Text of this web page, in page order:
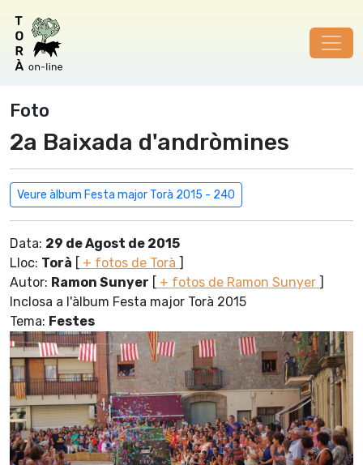
Foto
2a Baixada d'andròmines
Veure àlbum Festa major Torà 2015 - 240
Data: 29 de Agost de 2015
Lloc: Torà [ + fotos de Torà ]
Autor: Ramon Sunyer [ + fotos de Ramon Sunyer ]
Inclosa a l'àlbum Festa major Torà 2015
Tema: Festes